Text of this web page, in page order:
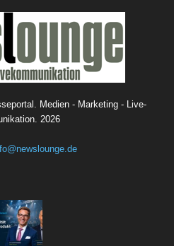
Medien - Marketing - Live-
2026